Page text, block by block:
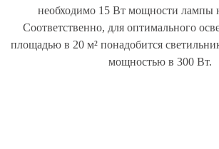
необходимо 15 Вт мощности лампы
Соответственно, для оптимального
площадью в 20 м² понадобится
мощностью в 300 Вт.